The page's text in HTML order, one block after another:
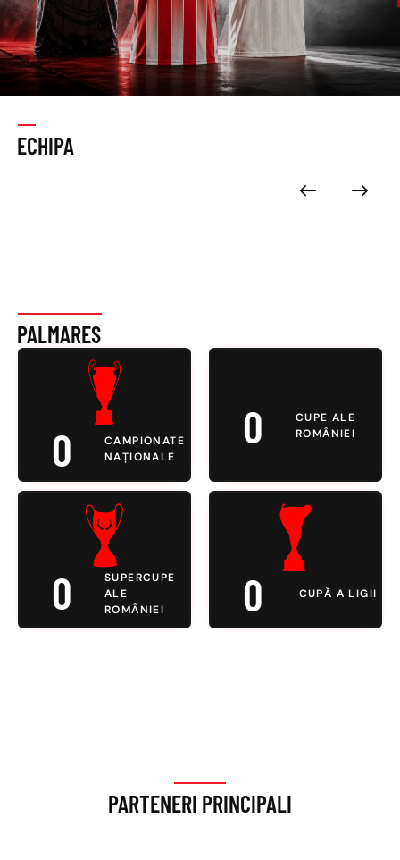
ECHIPA
PALMARES
CAMPIONATE
NAȚIONALE
0
CUPE ALE
ROMÂNIEI
0
SUPERCUPE
ALE
ROMÂNIEI
0 CUPĂ A LIGII
0
PARTENERI PRINCIPALI